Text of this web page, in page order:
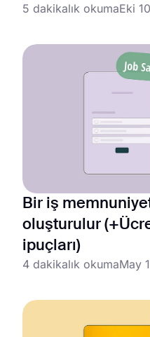
5 dakikalık okumaEki
Bir iş
oluşturulur
ipuçları)
4 dakikalık okumaMay